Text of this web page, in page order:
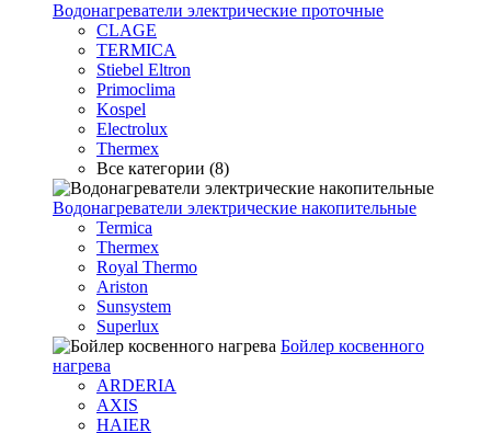
Водонагреватeли электрические проточные
CLAGE
TERMICA
Stiebel Eltron
Primoclima
Kospel
Electrolux
Thermex
Все категории (8)
Водонагреватели электрические накопительные
Termica
Thermex
Royal Thermo
Ariston
Sunsystem
Superlux
Бойлер косвенного
нагрева
ARDERIA
AXIS
HAIER